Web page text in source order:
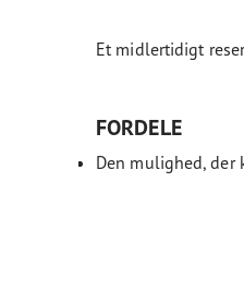
Et midlertidigt
FORDELE
Den mulighed,